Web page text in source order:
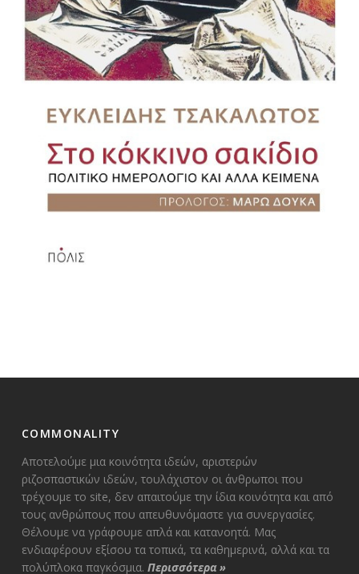
COMMONALITY
Αποτελούμε μια κοινότητα ιδεών, αριστερών
ριζοσπαστικών ιδεών, τουλάχιστον οι άνθρωποι που
τρέχουμε το site, δεν απαιτούμε την ίδια κοινότητα και από
τους ανθρώπους που απευθυνόμαστε για συνεργασίες.
Θέλουμε να γράφουμε απλά και κατανοητά. Μας
ενδιαφέρουν εξίσου τα τοπικά, τα καθημερινά, αλλά και τα
πολύπλοκα παγκόσμια. Περισσότερα»